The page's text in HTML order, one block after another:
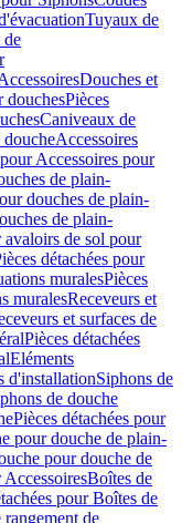
Tuyaux de
de
Douches et
douchesPièces
Caniveaux de
doucheAccessoires
Accessoires pour
de plain-
douches de plain-
de plain-
avaloirs de sol pour
détachées pour
muralesPièces
muralesReceveurs et
et surfaces de
Pièces détachées
Eléments
d'installationSiphons de
de douche
Pièces détachées pour
pour douche de plain-
pour douche de
AccessoiresBoîtes de
pour Boîtes de
rangement de